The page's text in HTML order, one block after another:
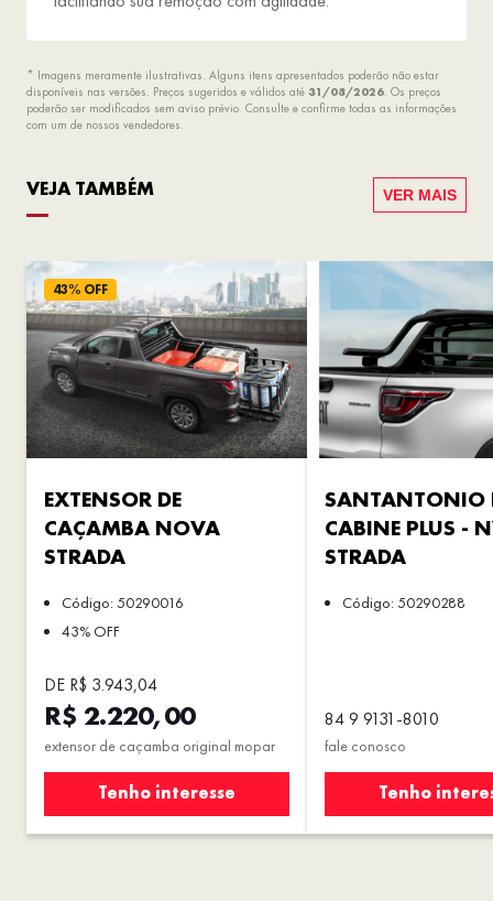
* Imagens meramente ilustrativas. Alguns itens apresentados poderão não estar
disponíveis nas versões. Preços sugeridos e válidos até 31/08/2026. Os preços
poderão ser modificados sem aviso prévio. Consulte e confirme todas as informações
com um de nossos vendedores.
VEJA TAMBÉM VER MAIS
43% OFF
EXTENSOR DE
CAÇAMBA NOVA
STRADA
Código: 50290016
43% OFF
DE R$ 3.943,04
R$ 2.220,00
extensor de caçamba original mopar
Tenho interesse
SANTANTONIO
CABINE PLUS -
STRADA
Código: 50290288
84 9 9131-8010
fale conosco
Tenho